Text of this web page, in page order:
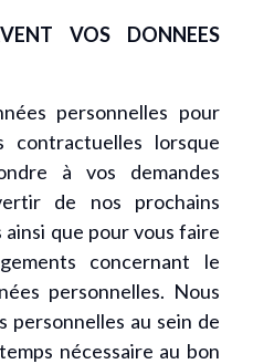
VOS DONNEES
personnelles pour
contractuelles lorsque
à vos demandes
de nos prochains
que pour vous faire
concernant le
personnelles. Nous
personnelles au sein de
nécessaire au bon